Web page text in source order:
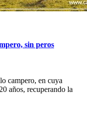
sin peros
campero, en cuya
años, recuperando la